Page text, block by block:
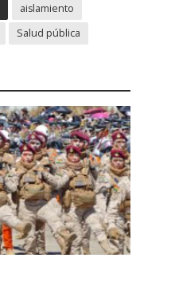
aislamiento
Salud pública